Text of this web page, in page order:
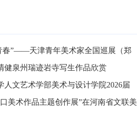
春”——天津青年美术家全国巡展（郑
健泉州瑞迹岩寺写生作品欣赏
人文艺术学部美术与设计学院2026届
美术作品主题创作展”在河南省文联美